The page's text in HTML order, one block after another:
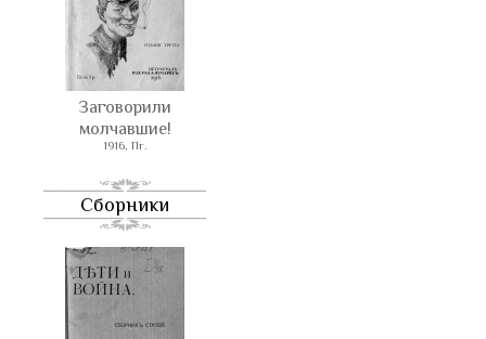
Заговорили
молчавшие!
1916, Пг.
Сборники